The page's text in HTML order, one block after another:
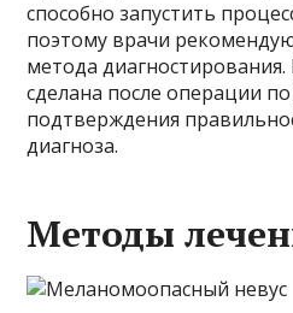
способно запустить
поэтому врачи
метода
сделана после операции
подтверждения
диагноза.
Методы